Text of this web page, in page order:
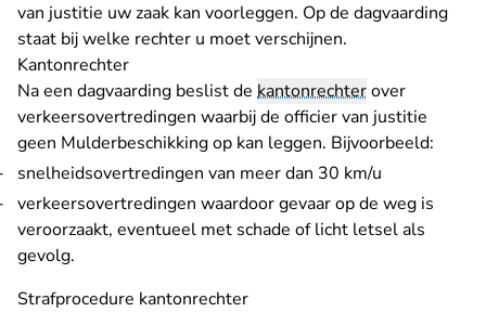
van justitie uw zaak kan voorleggen. Op de dagvaarding
staat bij welke rechter u moet verschijnen.
Kantonrechter
Na een dagvaarding beslist de kantonrechterover
verkeersovertredingen waarbij de officier van justitie
geen Mulderbeschikking op kan leggen. Bijvoorbeeld:
snelheidsovertredingen van meer dan 30 km/u
verkeersovertredingen waardoor gevaar op de weg is
veroorzaakt, eventueel met schade of licht letsel als
gevolg.
Strafprocedure kantonrechter